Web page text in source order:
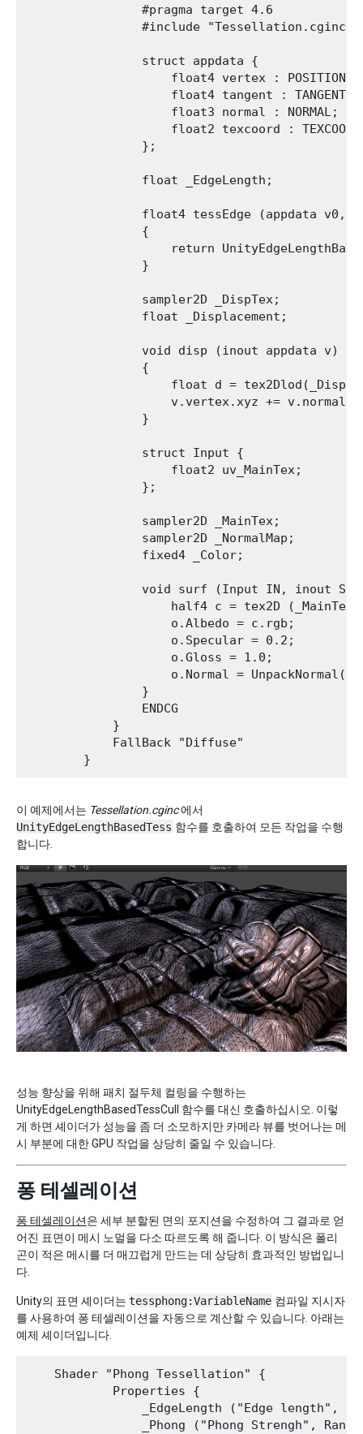
                #pragma target 4.6
                #include "Tessellation.cginc"
                struct appdata {
                    float4 vertex : POSITION;
                    float4 tangent : TANGENT;
                    float3 normal : NORMAL;
float2 texcoord :
                };
                float _EdgeLength;
float4 tessEdge (appdata v0,
                {
return
                }
                sampler2D _DispTex;
                float _Displacement;
                void disp (inout appdata v)
                {
float d =
v.vertex.xyz += v.normal
                }
                struct Input {
                    float2 uv_MainTex;
                };
                sampler2D _MainTex;
                sampler2D _NormalMap;
                fixed4 _Color;
void surf (Input IN, inout
half4 c = tex2D
                    o.Albedo = c.rgb;
                    o.Specular = 0.2;
                    o.Gloss = 1.0;
o.Normal =
                }
                ENDCG
            }
            FallBack "Diffuse"
이 예제에서는 Tessellation.cginc에서
UnityEdgeLengthBasedTess 함수를 호출하여 모든 작업을 수행
합니다.
성능 향상을 위해 패치 절두체 컬링을 수행하는
UnityEdgeLengthBasedTessCull 함수를 대신 호출하십시오. 이렇
게 하면 셰이더가 성능을 좀 더 소모하지만 카메라 뷰를 벗어나는 메
시 부분에 대한 GPU 작업을 상당히 줄일 수 있습니다.
퐁 테셀레이션
퐁 테셀레이션은 세부 분할된 면의 포지션을 수정하여 그 결과로 얻
어진 표면이 메시 노멀을 다소 따르도록 해 줍니다. 이 방식은 폴리
곤이 적은 메시를 더 매끄럽게 만드는 데 상당히 효과적인 방법입니
다.
Unity의 표면 셰이더는 tessphong:VariableName 컴파일 지시자
를 사용하여 퐁 테셀레이션을 자동으로 계산할 수 있습니다. 아래는
예제 셰이더입니다.
    Shader "Phong Tessellation" {
            Properties {
_EdgeLength ("Edge length",
_Phong ("Phong Strengh",